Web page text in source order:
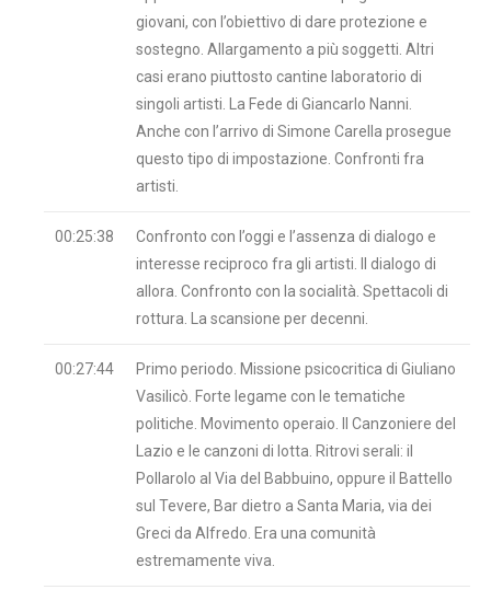
giovani, con l’obiettivo di dare protezione e
sostegno. Allargamento a più soggetti. Altri
casi erano piuttosto cantine laboratorio di
singoli artisti. La Fede di Giancarlo Nanni.
Anche con l’arrivo di Simone Carella prosegue
questo tipo di impostazione. Confronti fra
artisti.
00:25:38
Confronto con l’oggi e l’assenza di dialogo e
interesse reciproco fra gli artisti. Il dialogo di
allora. Confronto con la socialità. Spettacoli di
rottura. La scansione per decenni.
00:27:44
Primo periodo. Missione psicocritica di Giuliano
Vasilicò. Forte legame con le tematiche
politiche. Movimento operaio. Il Canzoniere del
Lazio e le canzoni di lotta. Ritrovi serali: il
Pollarolo al Via del Babbuino, oppure il Battello
sul Tevere, Bar dietro a Santa Maria, via dei
Greci da Alfredo. Era una comunità
estremamente viva.